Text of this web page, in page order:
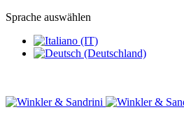
Sprache auswählen